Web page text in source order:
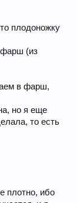
плодоножку
фарш (из
в фарш,
но я еще
то есть
плотно, ибо